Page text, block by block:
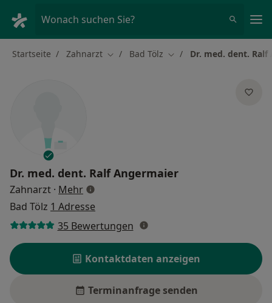
Wonach suchen Sie?
Startseite Zahnarzt Stadt ändern
Bad Tölz Stadt ändern
Dr. med. dent.
Dr. med. dent. Ralf Angermaier
Zahnarzt · Mehrüber Spezialisierungen
Bad Tölz 1 Adresse
35 Bewertungen
Kontaktdaten anzeigen
Terminanfrage senden